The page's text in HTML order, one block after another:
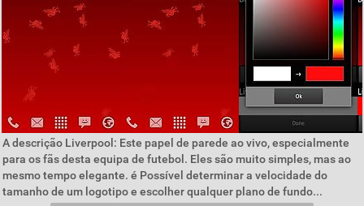
A descrição Liverpool: Este papel de parede ao vivo, especialmente
para os fãs desta equipa de futebol. Eles são muito simples, mas ao
mesmo tempo elegante. é Possível determinar a velocidade do
tamanho de um logotipo e escolher qualquer plano de fundo...